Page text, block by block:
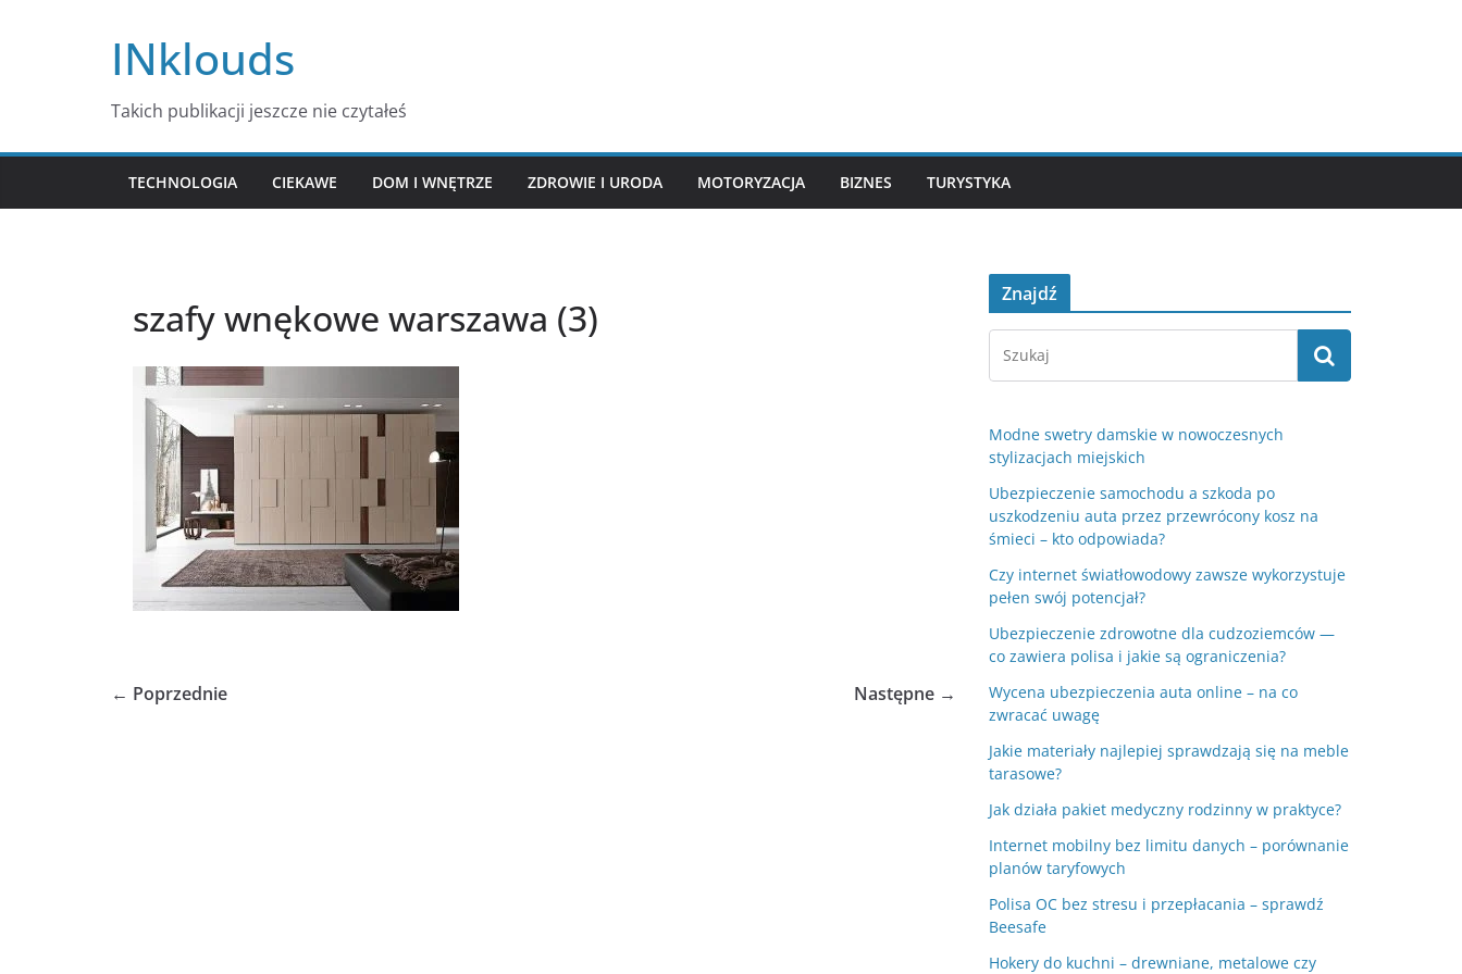
INklouds
Takich publikacji jeszcze nie czytałeś
TECHNOLOGIA CIEKAWE DOM I WNĘTRZE ZDROWIE I URODA MOTORYZACJA BIZNES TURYSTYKA
szafy wnękowe warszawa (3)
← Poprzednie Następne →
Znajdź
Modne swetry damskie w nowoczesnych
stylizacjach miejskich
Ubezpieczenie samochodu a szkoda po
uszkodzeniu auta przez przewrócony kosz na
śmieci – kto odpowiada?
Czy internet światłowodowy zawsze wykorzystuje
pełen swój potencjał?
Ubezpieczenie zdrowotne dla cudzoziemców —
co zawiera polisa i jakie są ograniczenia?
Wycena ubezpieczenia auta online – na co
zwracać uwagę
Jakie materiały najlepiej sprawdzają się na meble
tarasowe?
Jak działa pakiet medyczny rodzinny w praktyce?
Internet mobilny bez limitu danych – porównanie
planów taryfowych
Polisa OC bez stresu i przepłacania – sprawdź
Beesafe
Hokery do kuchni – drewniane, metalowe czy